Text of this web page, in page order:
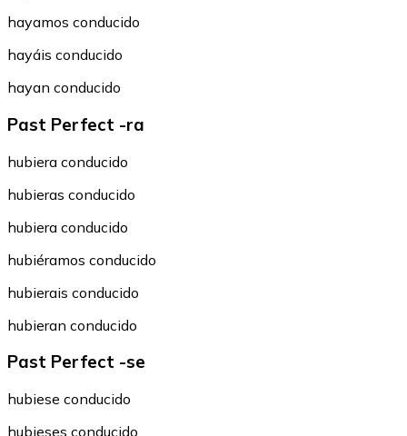
hayamos conducido
hayáis conducido
hayan conducido
Past Perfect -ra
hubiera conducido
hubieras conducido
hubiera conducido
hubiéramos conducido
hubierais conducido
hubieran conducido
Past Perfect -se
hubiese conducido
hubieses conducido